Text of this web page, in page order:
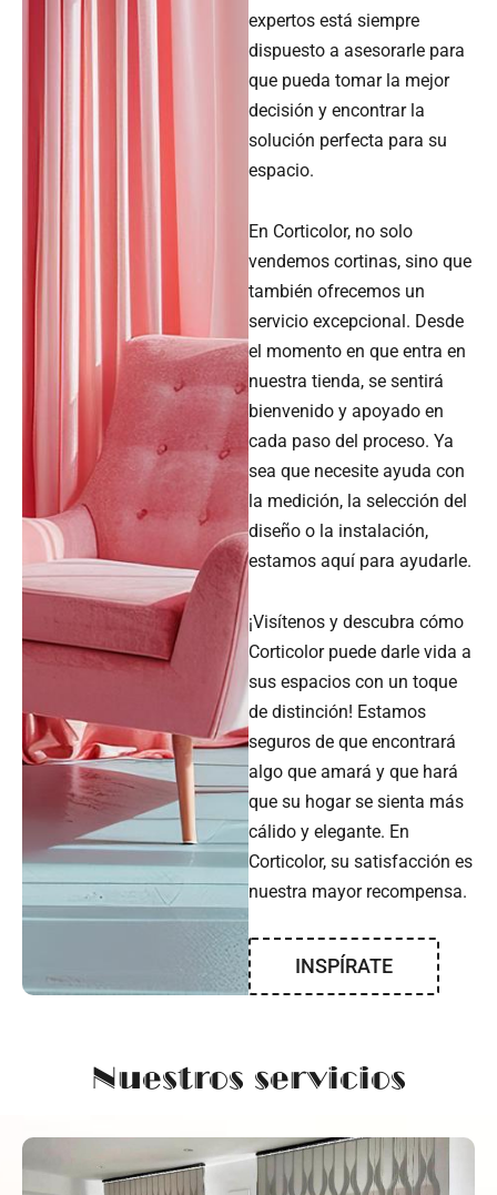
expertos está siempre
dispuesto a asesorarle para
que pueda tomar la mejor
decisión y encontrar la
solución perfecta para su
espacio.
En Corticolor, no solo
vendemos cortinas, sino que
también ofrecemos un
servicio excepcional. Desde
el momento en que entra en
nuestra tienda, se sentirá
bienvenido y apoyado en
cada paso del proceso. Ya
sea que necesite ayuda con
la medición, la selección del
diseño o la instalación,
estamos aquí para ayudarle.
¡Visítenos y descubra cómo
Corticolor puede darle vida a
sus espacios con un toque
de distinción! Estamos
seguros de que encontrará
algo que amará y que hará
que su hogar se sienta más
cálido y elegante. En
Corticolor, su satisfacción es
nuestra mayor recompensa.
INSPÍRATE
Nuestros servicios